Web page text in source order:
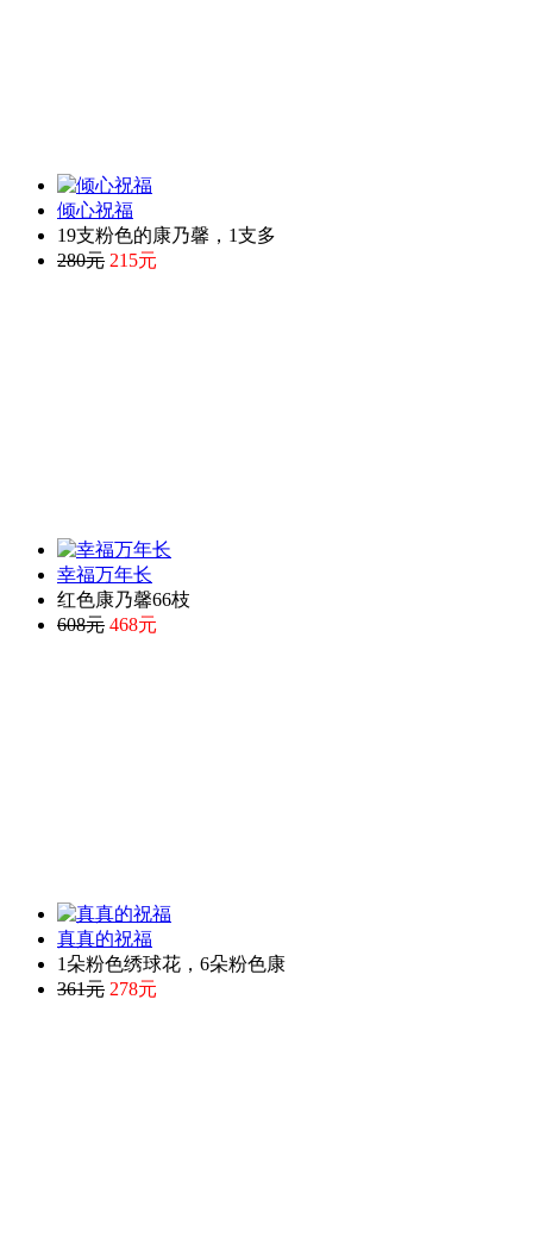
倾心祝福
19支粉色的康乃馨，1支多
280元 215元
幸福万年长
红色康乃馨66枝
608元 468元
真真的祝福
1朵粉色绣球花，6朵粉色康
361元 278元